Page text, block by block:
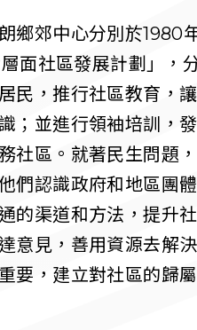
鄉郊中心分別於1980
面社區發展計劃」，
民，推行社區教育，讓
；並進行領袖培訓，發
社區。就著民生問題，
們認識政府和地區團體
的渠道和方法，提升社
意見，善用資源去解決
要，建立對社區的歸屬
界添笑臉
愆 監製：譚子舜